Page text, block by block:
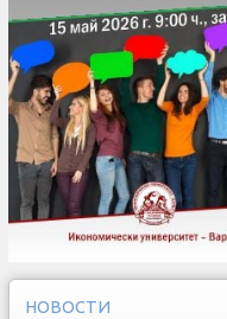
НОВОСТИ